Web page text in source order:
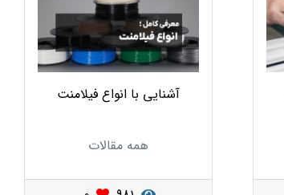
آشنایی با انواع فیلامنت
همه مقالات